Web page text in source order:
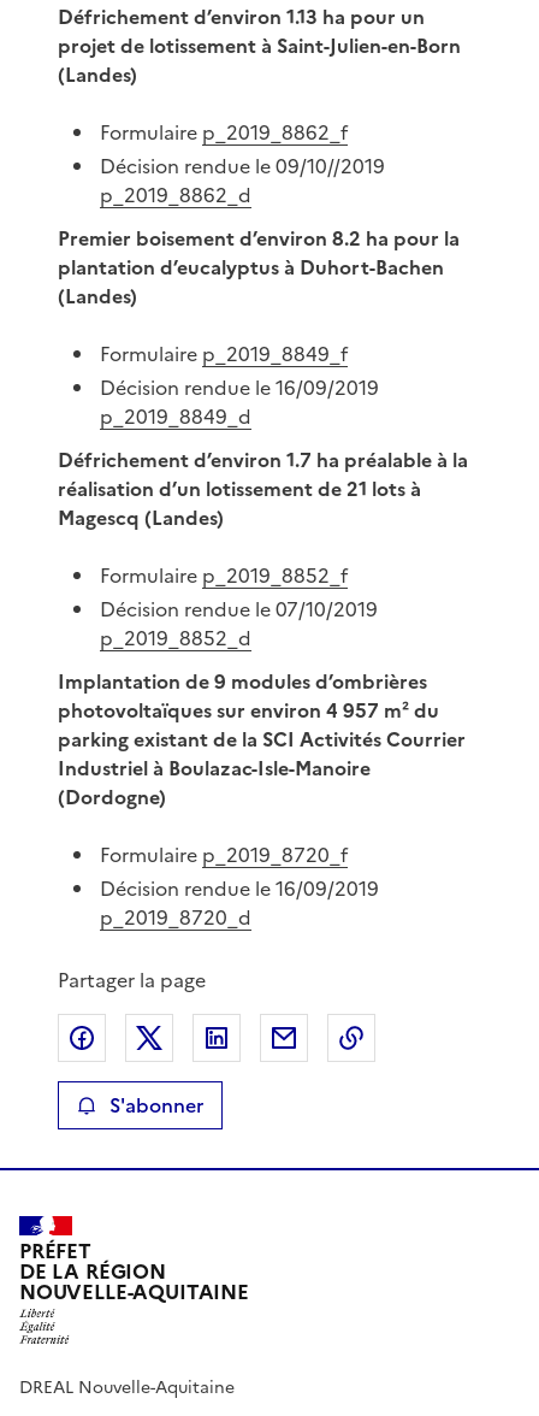
Défrichement d’environ 1.13 ha pour un
projet de lotissement à Saint-Julien-en-Born
(Landes)
Formulaire p_2019_8862_f
Décision rendue le 09/10//2019
p_2019_8862_d
Premier boisement d’environ 8.2 ha pour la
plantation d’eucalyptus à Duhort-Bachen
(Landes)
Formulaire p_2019_8849_f
Décision rendue le 16/09/2019
p_2019_8849_d
Défrichement d’environ 1.7 ha préalable à la
réalisation d’un lotissement de 21 lots à
Magescq (Landes)
Formulaire p_2019_8852_f
Décision rendue le 07/10/2019
p_2019_8852_d
Implantation de 9 modules d’ombrières
photovoltaïques sur environ 4 957 m² du
parking existant de la SCI Activités Courrier
Industriel à Boulazac-Isle-Manoire
(Dordogne)
Formulaire p_2019_8720_f
Décision rendue le 16/09/2019
p_2019_8720_d
Partager la page
Partager sur Facebook
Partager sur XPartager sur LinkedIn
Partager par email
S'abonner
PRÉFET
DE LA RÉGION
NOUVELLE-AQUITAINE
DREAL Nouvelle-Aquitaine